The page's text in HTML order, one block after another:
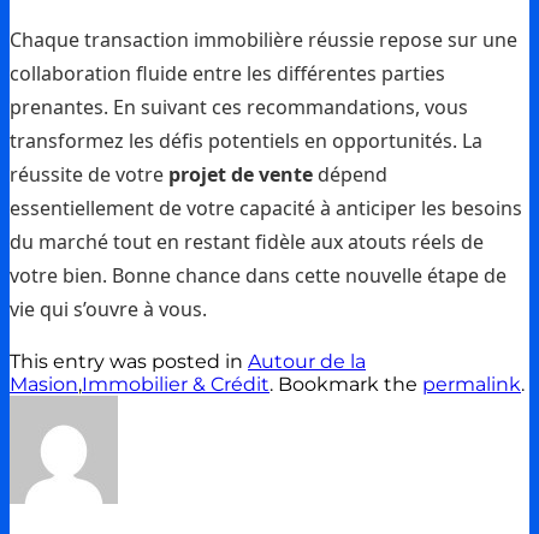
Chaque transaction immobilière réussie repose sur une
collaboration fluide entre les différentes parties
prenantes. En suivant ces recommandations, vous
transformez les défis potentiels en opportunités. La
réussite de votre projet de vente dépend
essentiellement de votre capacité à anticiper les besoins
du marché tout en restant fidèle aux atouts réels de
votre bien. Bonne chance dans cette nouvelle étape de
vie qui s’ouvre à vous.
This entry was posted in Autour de la
Masion,Immobilier & Crédit. Bookmark the permalink.